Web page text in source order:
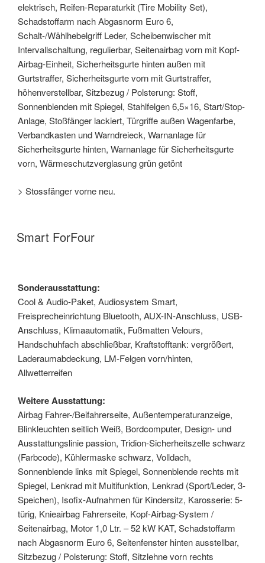
elektrisch, Reifen-Reparaturkit (Tire Mobility Set),
Schadstoffarm nach Abgasnorm Euro 6,
Schalt-/Wählhebelgriff Leder, Scheibenwischer mit
Intervallschaltung, regulierbar, Seitenairbag vorn mit Kopf-
Airbag-Einheit, Sicherheitsgurte hinten außen mit
Gurtstraffer, Sicherheitsgurte vorn mit Gurtstraffer,
höhenverstellbar, Sitzbezug / Polsterung: Stoff,
Sonnenblenden mit Spiegel, Stahlfelgen 6,5×16, Start/Stop-
Anlage, Stoßfänger lackiert, Türgriffe außen Wagenfarbe,
Verbandkasten und Warndreieck, Warnanlage für
Sicherheitsgurte hinten, Warnanlage für Sicherheitsgurte
vorn, Wärmeschutzverglasung grün getönt
> Stossfänger vorne neu.
Smart ForFour
Sonderausstattung:
Cool & Audio-Paket, Audiosystem Smart,
Freisprecheinrichtung Bluetooth, AUX-IN-Anschluss, USB-
Anschluss, Klimaautomatik, Fußmatten Velours,
Handschuhfach abschließbar, Kraftstofftank: vergrößert,
Laderaumabdeckung, LM-Felgen vorn/hinten,
Allwetterreifen
Weitere Ausstattung:
Airbag Fahrer-/Beifahrerseite, Außentemperaturanzeige,
Blinkleuchten seitlich Weiß, Bordcomputer, Design- und
Ausstattungslinie passion, Tridion-Sicherheitszelle schwarz
(Farbcode), Kühlermaske schwarz, Volldach,
Sonnenblende links mit Spiegel, Sonnenblende rechts mit
Spiegel, Lenkrad mit Multifunktion, Lenkrad (Sport/Leder, 3-
Speichen), Isofix-Aufnahmen für Kindersitz, Karosserie: 5-
türig, Knieairbag Fahrerseite, Kopf-Airbag-System /
Seitenairbag, Motor 1,0 Ltr. – 52 kW KAT, Schadstoffarm
nach Abgasnorm Euro 6, Seitenfenster hinten ausstellbar,
Sitzbezug / Polsterung: Stoff, Sitzlehne vorn rechts